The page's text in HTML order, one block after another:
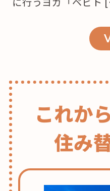
これか
住み